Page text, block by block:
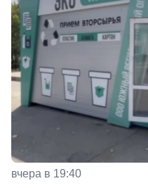
вчера в 19:40